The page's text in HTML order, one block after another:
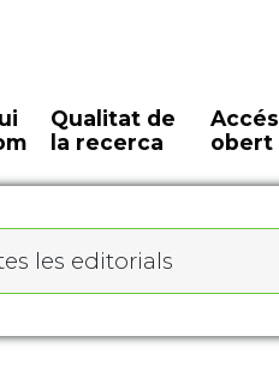
Qualitat de
la recerca
Accés
obert
les editorials